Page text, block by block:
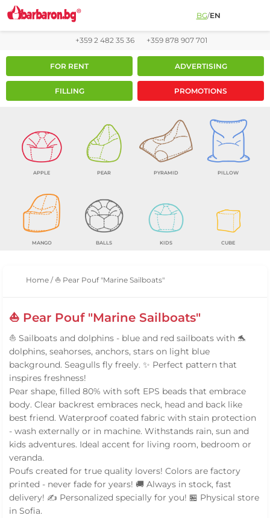
BG/EN
+359 2 482 35 36 +359 878 907 701
FOR RENT ADVERTISING
FILLING PROMOTIONS
APPLE PEAR PYRAMID PILLOW
MANGO BALLS KIDS CUBE
Home /⛵ Pear Pouf "Marine Sailboats"
⛵ Pear Pouf "Marine Sailboats"
⛵ Sailboats and dolphins - blue and red sailboats with 🐬
dolphins, seahorses, anchors, stars on light blue
background. Seagulls fly freely. ✨ Perfect pattern that
inspires freshness!
Pear shape, filled 80% with soft EPS beads that embrace
body. Clear backrest embraces neck, head and back like
best friend. Waterproof coated fabric with stain protection
- wash externally or in machine. Withstands rain, sun and
kids adventures. Ideal accent for living room, bedroom or
veranda.
Poufs created for true quality lovers! Colors are factory
printed - never fade for years! 🚚 Always in stock, fast
delivery! ✍️ Personalized specially for you! 🏪 Physical store
in Sofia.